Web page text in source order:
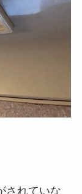
されていな